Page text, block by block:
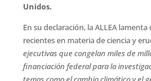
Unidos.
En su declaración, la ALLEA
recientes en materia de ciencia y
ejecutivas que congelan miles de
financiación federal para la